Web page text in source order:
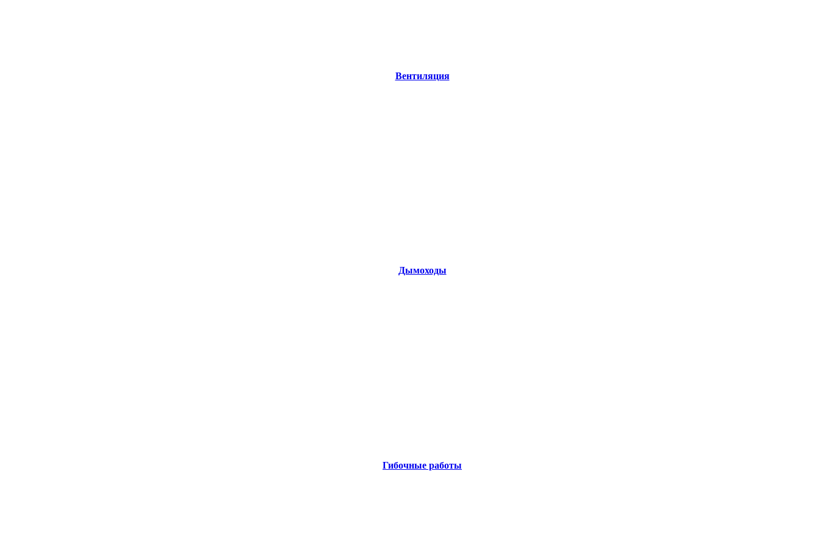
Вентиляция
Дымоходы
Гибочные работы